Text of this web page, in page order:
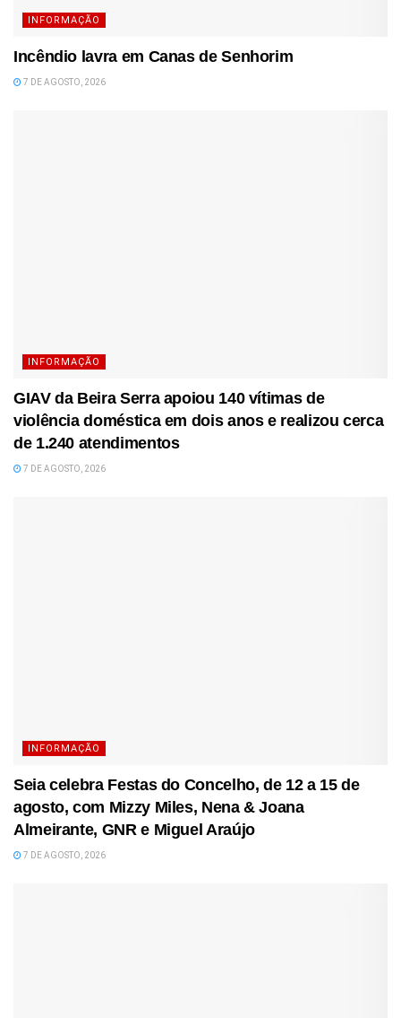
INFORMAÇÃO
Incêndio lavra em Canas de Senhorim
7 DE AGOSTO, 2026
INFORMAÇÃO
GIAV da Beira Serra apoiou 140 vítimas de
violência doméstica em dois anos e realizou cerca
de 1.240 atendimentos
7 DE AGOSTO, 2026
INFORMAÇÃO
Seia celebra Festas do Concelho, de 12 a 15 de
agosto, com Mizzy Miles, Nena & Joana
Almeirante, GNR e Miguel Araújo
7 DE AGOSTO, 2026